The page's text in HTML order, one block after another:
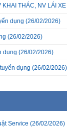
THÁC, NV LÁI
dụng (26/02/2026)
(26/02/2026)
dụng (26/02/2026)
dụng (26/02/2026)
Service (26/02/2026)